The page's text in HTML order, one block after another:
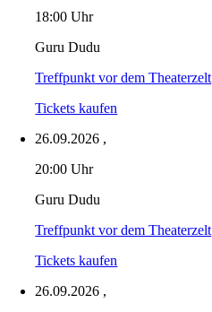
18:00 Uhr
Guru Dudu
Treffpunkt vor dem Theaterzelt
Tickets kaufen
26.09.2026 ,
20:00 Uhr
Guru Dudu
Treffpunkt vor dem Theaterzelt
Tickets kaufen
26.09.2026 ,